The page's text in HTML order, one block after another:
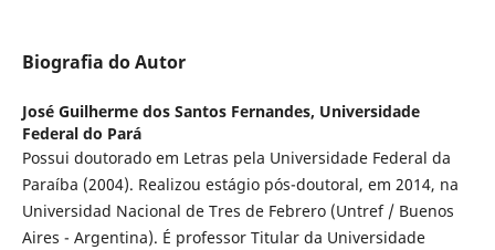
Biografia do Autor
José Guilherme dos Santos Fernandes, Universidade
Federal do Pará
Possui doutorado em Letras pela Universidade Federal da
Paraíba (2004). Realizou estágio pós-doutoral, em 2014, na
Universidad Nacional de Tres de Febrero (Untref / Buenos
Aires - Argentina). É professor Titular da Universidade